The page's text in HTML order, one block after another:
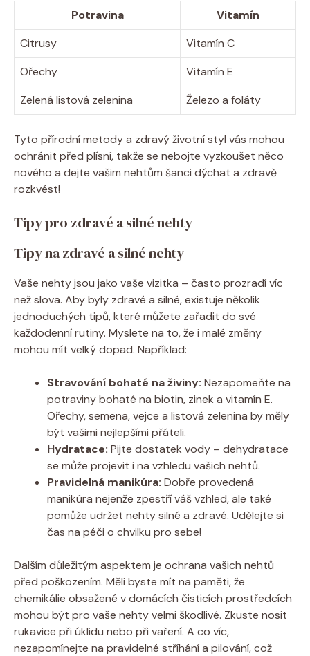
Potravina
Vitamín
Citrusy
Vitamín C
Ořechy
Vitamín E
Zelená listová zelenina
Železo a foláty
Tyto přírodní metody a zdravý životní styl vás mohou
ochránit před plísní, takže se nebojte vyzkoušet něco
nového a dejte vašim nehtům šanci dýchat a zdravě
rozkvést!
Tipy pro zdravé a silné nehty
Tipy na zdravé a silné nehty
Vaše nehty jsou jako vaše vizitka – často prozradí víc
než slova. Aby byly zdravé a silné, existuje několik
jednoduchých tipů, které můžete zařadit do své
každodenní rutiny. Myslete na to, že i malé změny
mohou mít velký dopad. Například:
Stravování bohaté na živiny: Nezapomeňte na
potraviny bohaté na biotin, zinek a vitamín E.
Ořechy, semena, vejce a listová zelenina by měly
být vašimi nejlepšími přáteli.
Hydratace: Pijte dostatek vody – dehydratace
se může projevit i na vzhledu vašich nehtů.
Pravidelná manikúra: Dobře provedená
manikúra nejenže zpestří váš vzhled, ale také
pomůže udržet nehty silné a zdravé. Udělejte si
čas na péči o chvilku pro sebe!
Dalším důležitým aspektem je ochrana vašich nehtů
před poškozením. Měli byste mít na paměti, že
chemikálie obsažené v domácích čisticích prostředcích
mohou být pro vaše nehty velmi škodlivé. Zkuste nosit
rukavice při úklidu nebo při vaření. A co víc,
nezapomínejte na pravidelné stříhání a pilování, což